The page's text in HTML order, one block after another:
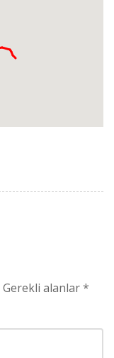
Gerekli alanlar*